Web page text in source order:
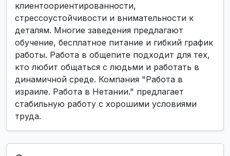
клиентоориентированности,
стрессоустойчивости и внимательности к
деталям. Многие заведения предлагают
обучение, бесплатное питание и гибкий график
работы. Работа в общепите подходит для тех,
кто любит общаться с людьми и работать в
динамичной среде. Компания "Работа в
израиле. Работа в Нетании." предлагает
стабильную работу с хорошими условиями
труда.